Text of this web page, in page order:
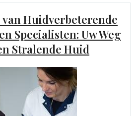
van Huidverbeterende
Specialisten: Uw Weg
Stralende Huid